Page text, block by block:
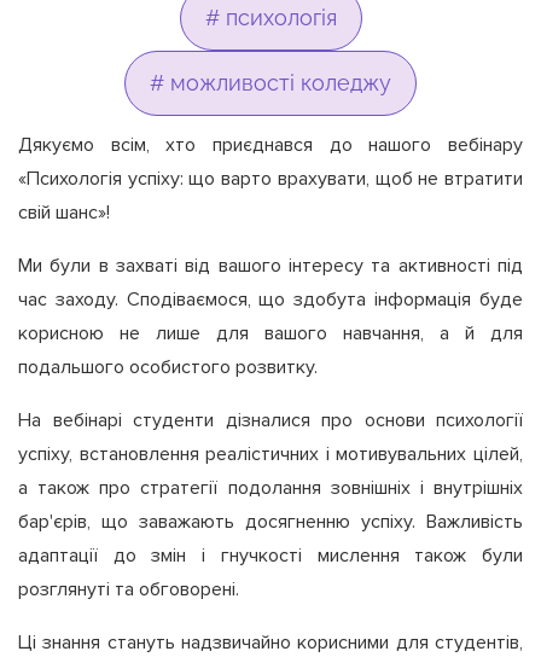
# психологія
# можливості коледжу
Дякуємо всім, хто приєднався до нашого вебінару
«Психологія успіху: що варто врахувати, щоб не втратити
свій шанс»!
Ми були в захваті від вашого інтересу та активності під
час заходу. Сподіваємося, що здобута інформація буде
корисною не лише для вашого навчання, а й для
подальшого особистого розвитку.
На вебінарі студенти дізналися про основи психології
успіху, встановлення реалістичних і мотивувальних цілей,
а також про стратегії подолання зовнішніх і внутрішніх
бар'єрів, що заважають досягненню успіху. Важливість
адаптації до змін і гнучкості мислення також були
розглянуті та обговорені.
Ці знання стануть надзвичайно корисними для студентів,